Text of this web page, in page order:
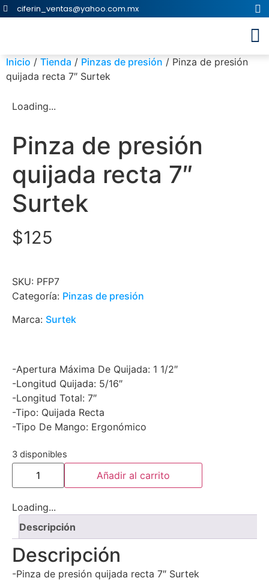
ciferin_ventas@yahoo.com.mx
Inicio / Tienda / Pinzas de presión / Pinza de presión
quijada recta 7″ Surtek
Loading...
Pinza de presión
quijada recta 7″
Surtek
$125
SKU: PFP7
Categoría: Pinzas de presión
Marca: Surtek
-Apertura Máxima De Quijada: 1 1/2″
-Longitud Quijada: 5/16″
-Longitud Total: 7″
-Tipo: Quijada Recta
-Tipo De Mango: Ergonómico
3 disponibles
Añadir al carrito
Loading...
Descripción
Descripción
-Pinza de presión quijada recta 7″ Surtek